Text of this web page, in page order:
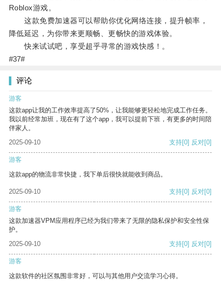
Roblox游戏。
这款免费加速器可以帮助你优化网络连接，提升帧率，
降低延迟，为你带来更顺畅、更畅快的游戏体验。
快来试试吧，享受超乎寻常的游戏快感！。
#37#
评论
游客
这款app让我的工作效率提高了50%，让我能够更轻松地完成工作任务。
我以前经常加班，现在有了这个app，我可以提前下班，有更多的时间陪
伴家人。
2025-09-10
支持[0] 反对[0]
游客
这款app的物流非常快捷，我下单后很快就能收到商品。
2025-09-10 支持[0] 反对[0]
游客
这款加速器VPM应用程序已经为我们带来了无限的隐私保护和安全性保
护。
2025-09-10
支持[0] 反对[0]
游客
这款软件的社区氛围非常好，可以与其他用户交流学习心得。